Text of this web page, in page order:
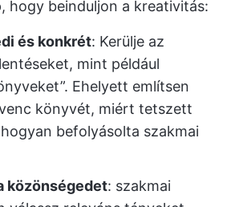
hogy beinduljon a kreativitás:
és konkrét: Kerülje az
mint például
Ehelyett említsen
könyvét, miért tetszett
befolyásolta szakmai
közönségedet: szakmai